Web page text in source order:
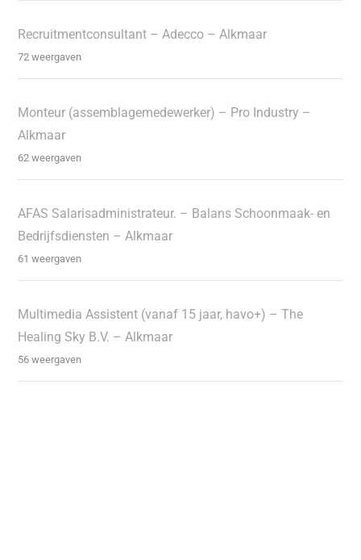
Recruitmentconsultant – Adecco – Alkmaar
72 weergaven
Monteur (assemblagemedewerker) – Pro Industry –
Alkmaar
62 weergaven
AFAS Salarisadministrateur. – Balans Schoonmaak- en
Bedrijfsdiensten – Alkmaar
61 weergaven
Multimedia Assistent (vanaf 15 jaar, havo+) – The
Healing Sky B.V. – Alkmaar
56 weergaven